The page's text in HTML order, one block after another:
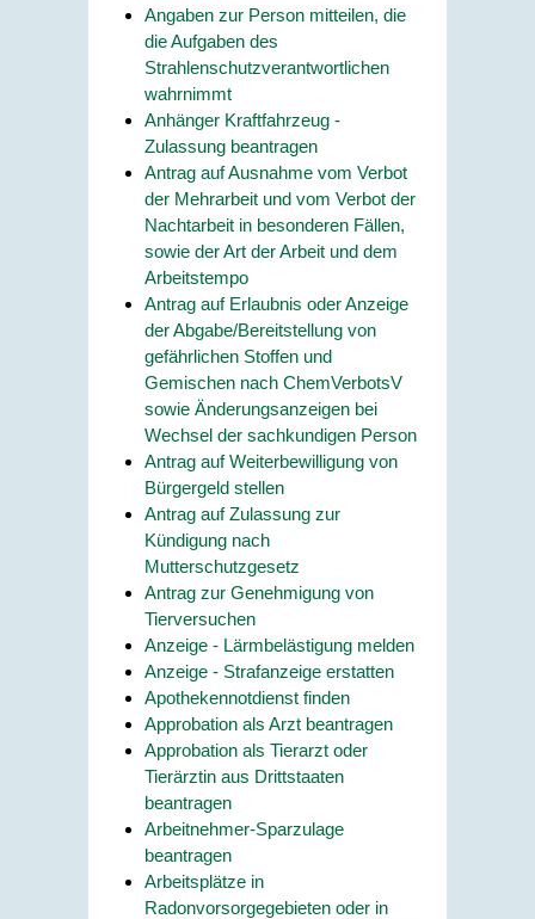
Angaben zur Person mitteilen, die
die Aufgaben des
Strahlenschutzverantwortlichen
wahrnimmt
Anhänger Kraftfahrzeug -
Zulassung beantragen
Antrag auf Ausnahme vom Verbot
der Mehrarbeit und vom Verbot der
Nachtarbeit in besonderen Fällen,
sowie der Art der Arbeit und dem
Arbeitstempo
Antrag auf Erlaubnis oder Anzeige
der Abgabe/Bereitstellung von
gefährlichen Stoffen und
Gemischen nach ChemVerbotsV
sowie Änderungsanzeigen bei
Wechsel der sachkundigen Person
Antrag auf Weiterbewilligung von
Bürgergeld stellen
Antrag auf Zulassung zur
Kündigung nach
Mutterschutzgesetz
Antrag zur Genehmigung von
Tierversuchen
Anzeige - Lärmbelästigung melden
Anzeige - Strafanzeige erstatten
Apothekennotdienst finden
Approbation als Arzt beantragen
Approbation als Tierarzt oder
Tierärztin aus Drittstaaten
beantragen
Arbeitnehmer-Sparzulage
beantragen
Arbeitsplätze in
Radonvorsorgegebieten oder in